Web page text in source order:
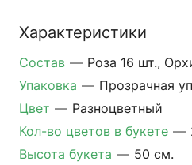
Характеристики
Состав — Роза 16 шт.,
Упаковка — Прозрачная
Цвет — Разноцветный
Кол-во цветов в букете —
Высота букета — 50 см.